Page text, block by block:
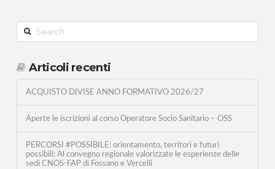
Search
Articoli recenti
ACQUISTO DIVISE ANNO FORMATIVO 2026/27
Aperte le iscrizioni al corso Operatore Socio Sanitario – OSS
PERCORSI #POSSIBILE: orientamento, territori e futuri
possibili: Al convegno regionale valorizzate le esperienze delle
sedi CNOS-FAP di Fossano e Vercelli